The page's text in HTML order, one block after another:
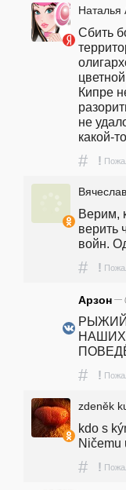
Наталья
Сбить
Кипре
не
какой-то
# !
Верим,
верить
войн.
# !
Арзон —
РЫЖИЙ
НАШИХ
# !
zdeněk
kdo s
Ničemu
# !